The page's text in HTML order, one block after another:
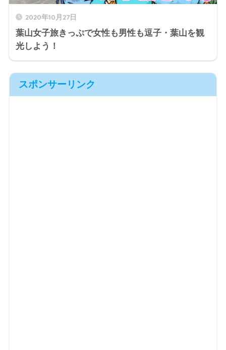
2020年10月27日
葉山女子旅きっぷで女性も男性も逗子・葉山を観
光しよう！
スポンサーリンク